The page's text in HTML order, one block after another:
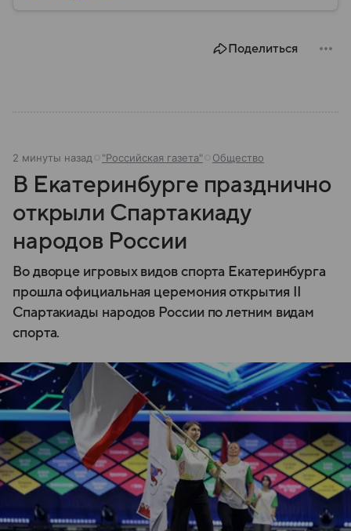
Поделиться
2 минуты назад "Российская газета" Общество
В Екатеринбурге празднично
открыли Спартакиаду
народов России
Во дворце игровых видов спорта Екатеринбурга
прошла официальная церемония открытия II
Спартакиады народов России по летним видам
спорта.